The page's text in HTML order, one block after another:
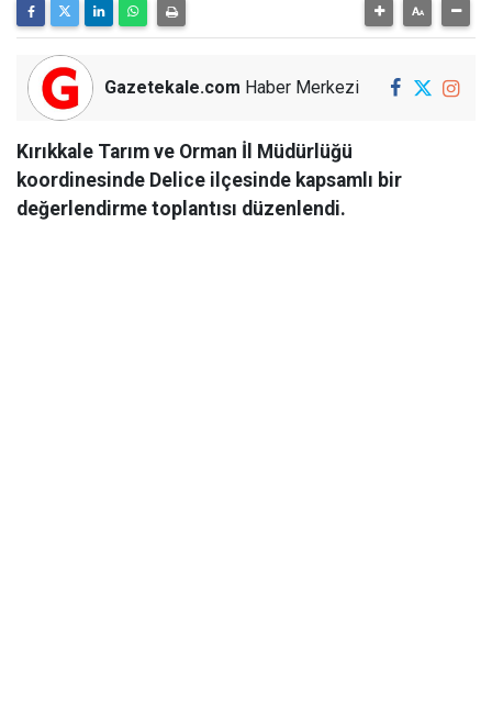
Gazetekale.com Haber Merkezi
Kırıkkale Tarım ve Orman İl Müdürlüğü
koordinesinde Delice ilçesinde kapsamlı bir
değerlendirme toplantısı düzenlendi.